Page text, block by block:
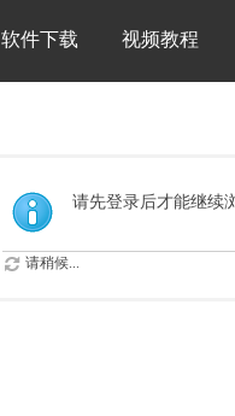
软件下载 视频教程
请先登录后才能继续
请稍候...